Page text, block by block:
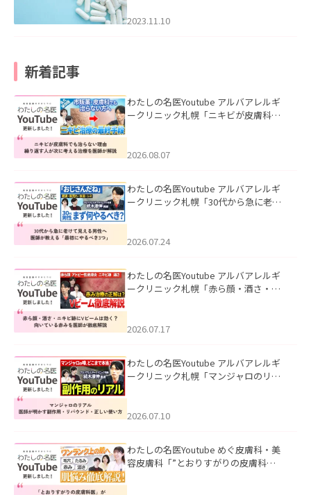
2023.11.10
新着記事
わたしの名医Youtube アルバアレルギ
ークリニック札幌「ニキビが皮膚科で
ました。
2026.08.07
わたしの名医Youtube アルバアレルギ
ークリニック札幌「30代から急に老け
た。
2026.07.24
わたしの名医Youtube アルバアレルギ
ークリニック札幌「赤ら顔・酒さ・ニ
した。
2026.07.17
わたしの名医Youtube アルバアレルギ
ークリニック札幌「マンジャロのリア
た。
2026.07.10
わたしの名医Youtube めぐ皮膚科・美
容皮膚科「”とおりすがりの皮膚科